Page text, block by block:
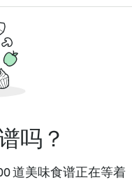
吗？
道美味食谱正在等着